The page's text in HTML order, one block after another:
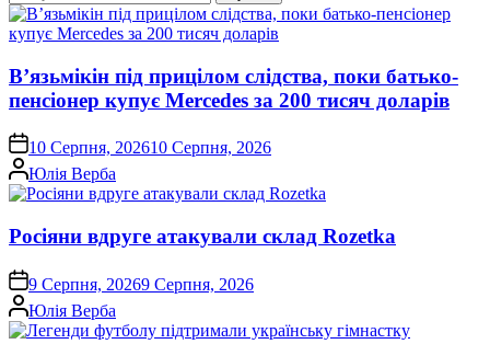
В’язьмікін під прицілом слідства, поки батько-
пенсіонер купує Mercedes за 200 тисяч доларів
on 10 Серпня, 202610 Серпня, 2026
Опубліковано
Юлія Верба
Росіяни вдруге атакували склад Rozetka
on9 Серпня, 20269 Серпня, 2026
Опубліковано
Юлія Верба